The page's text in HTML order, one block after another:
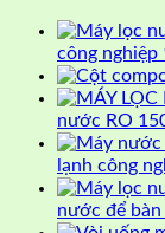
10
inch
số
lượng
công nghiệp
nước RO
lạnh công
nước để